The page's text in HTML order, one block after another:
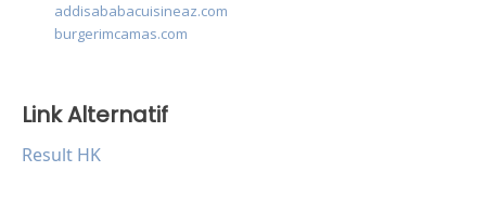
addisababacuisineaz.com
burgerimcamas.com
Link Alternatif
Result HK